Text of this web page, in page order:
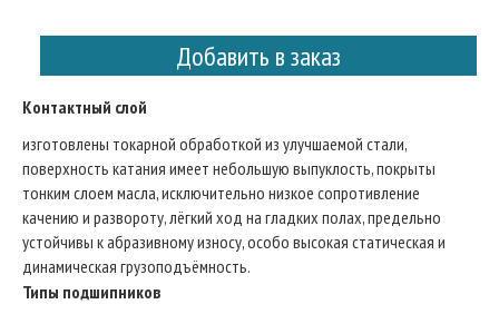
Добавить в заказ
Контактный слой
изготовлены токарной обработкой из улучшаемой стали,
поверхность катания имеет небольшую выпуклость, покрыты
тонким слоем масла, исключительно низкое сопротивление
качению и развороту, лёгкий ход на гладких полах, предельно
устойчивы к абразивному износу, особо высокая статическая и
динамическая грузоподъёмность.
Типы подшипников